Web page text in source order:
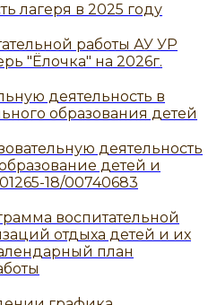
лагеря в 2025 году
работы АУ УР
"Ёлочка" на 2026г.
деятельность в
образования детей
деятельность
детей и
18/00740683
воспитательной
отдыха детей и их
план